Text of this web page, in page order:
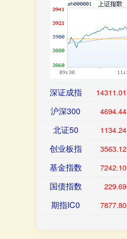
深证成指 14311.01
沪深300 4694.44
北证50 1134.24
创业板指 3563.12
基金指数 7242.10
国债指数 229.69
期指IC0 7877.80